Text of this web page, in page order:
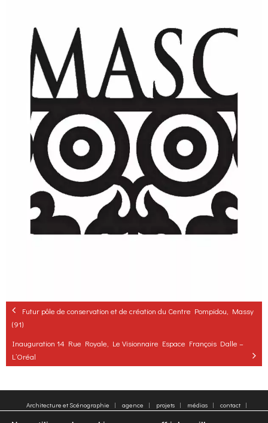
Futur pôle de conservation et de création du Centre Pompidou, Massy
(91)
Inauguration 14 Rue Royale, Le Visionnaire Espace François Dalle –
L’Oréal
Architecture et Scénographie agence projets médias
contact